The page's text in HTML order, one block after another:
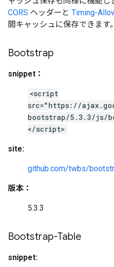
CORS ヘッダーと Timing-
間キャッシュに保存できます。
Bootstrap
snippet：
<script
src="https://
bootstrap/5.3.3/js/
</script>
site:
github.com/twbs/
版本：
5.3.3
Bootstrap-Table
snippet: